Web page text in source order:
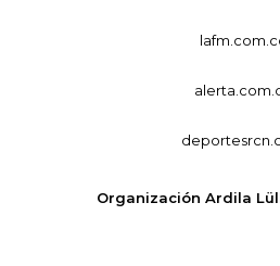
Organización Ardila